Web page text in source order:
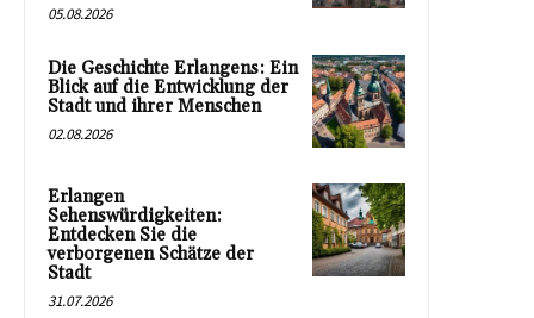
05.08.2026
Die Geschichte Erlangens: Ein
Blick auf die Entwicklung der
Stadt und ihrer Menschen
02.08.2026
Erlangen
Sehenswürdigkeiten:
Entdecken Sie die
verborgenen Schätze der
Stadt
31.07.2026